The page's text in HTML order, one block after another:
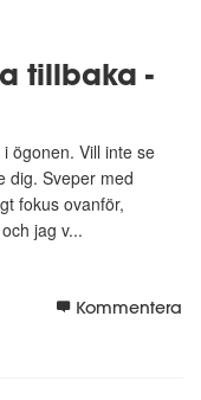
tillbaka -
ögonen. Vill inte se
dig. Sveper med
fokus ovanför,
jag v...
Kommentera